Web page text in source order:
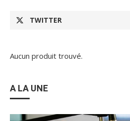
TWITTER
Aucun produit trouvé.
A LA UNE